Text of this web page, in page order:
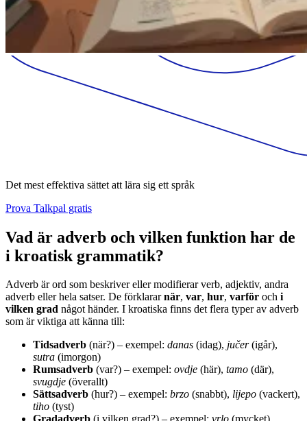
Det mest effektiva sättet att lära sig ett språk
Prova Talkpal gratis
Vad är adverb och vilken funktion har de
i kroatisk grammatik?
Adverb är ord som beskriver eller modifierar verb, adjektiv, andra
adverb eller hela satser. De förklararnär, var, hur, varför och i
vilken grad något händer. I kroatiska finns det flera typer av adverb
som är viktiga att känna till:
Tidsadverb (när?) – exempel: danas (idag), jučer(igår),
sutra (imorgon)
Rumsadverb (var?) – exempel: ovdje (här), tamo (där),
svugdje (överallt)
Sättsadverb (hur?) – exempel: brzo (snabbt), lijepo (vackert),
tiho (tyst)